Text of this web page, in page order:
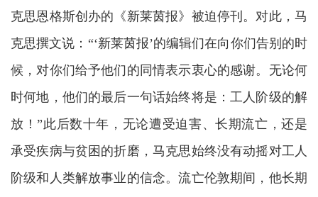
克思恩格斯创办的《新莱茵报》被迫停刊。对此，马
克思撰文说：“‘新莱茵报’的编辑们在向你们告别的时
候，对你们给予他们的同情表示衷心的感谢。无论何
时何地，他们的最后一句话始终将是：工人阶级的解
放！”此后数十年，无论遭受迫害、长期流亡，还是
承受疾病与贫困的折磨，马克思始终没有动摇对工人
阶级和人类解放事业的信念。流亡伦敦期间，他长期